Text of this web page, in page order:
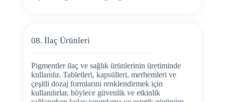
08. İlaç Ürünleri
Pigmentler ilaç ve sağlık ürünlerinin üretiminde
kullanılır. Tabletleri, kapsülleri, merhemleri ve
çeşitli dozaj formlarını renklendirmek için
kullanılırlar, böylece güvenlik ve etkinlik